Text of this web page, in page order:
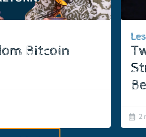
Bitcoin
2